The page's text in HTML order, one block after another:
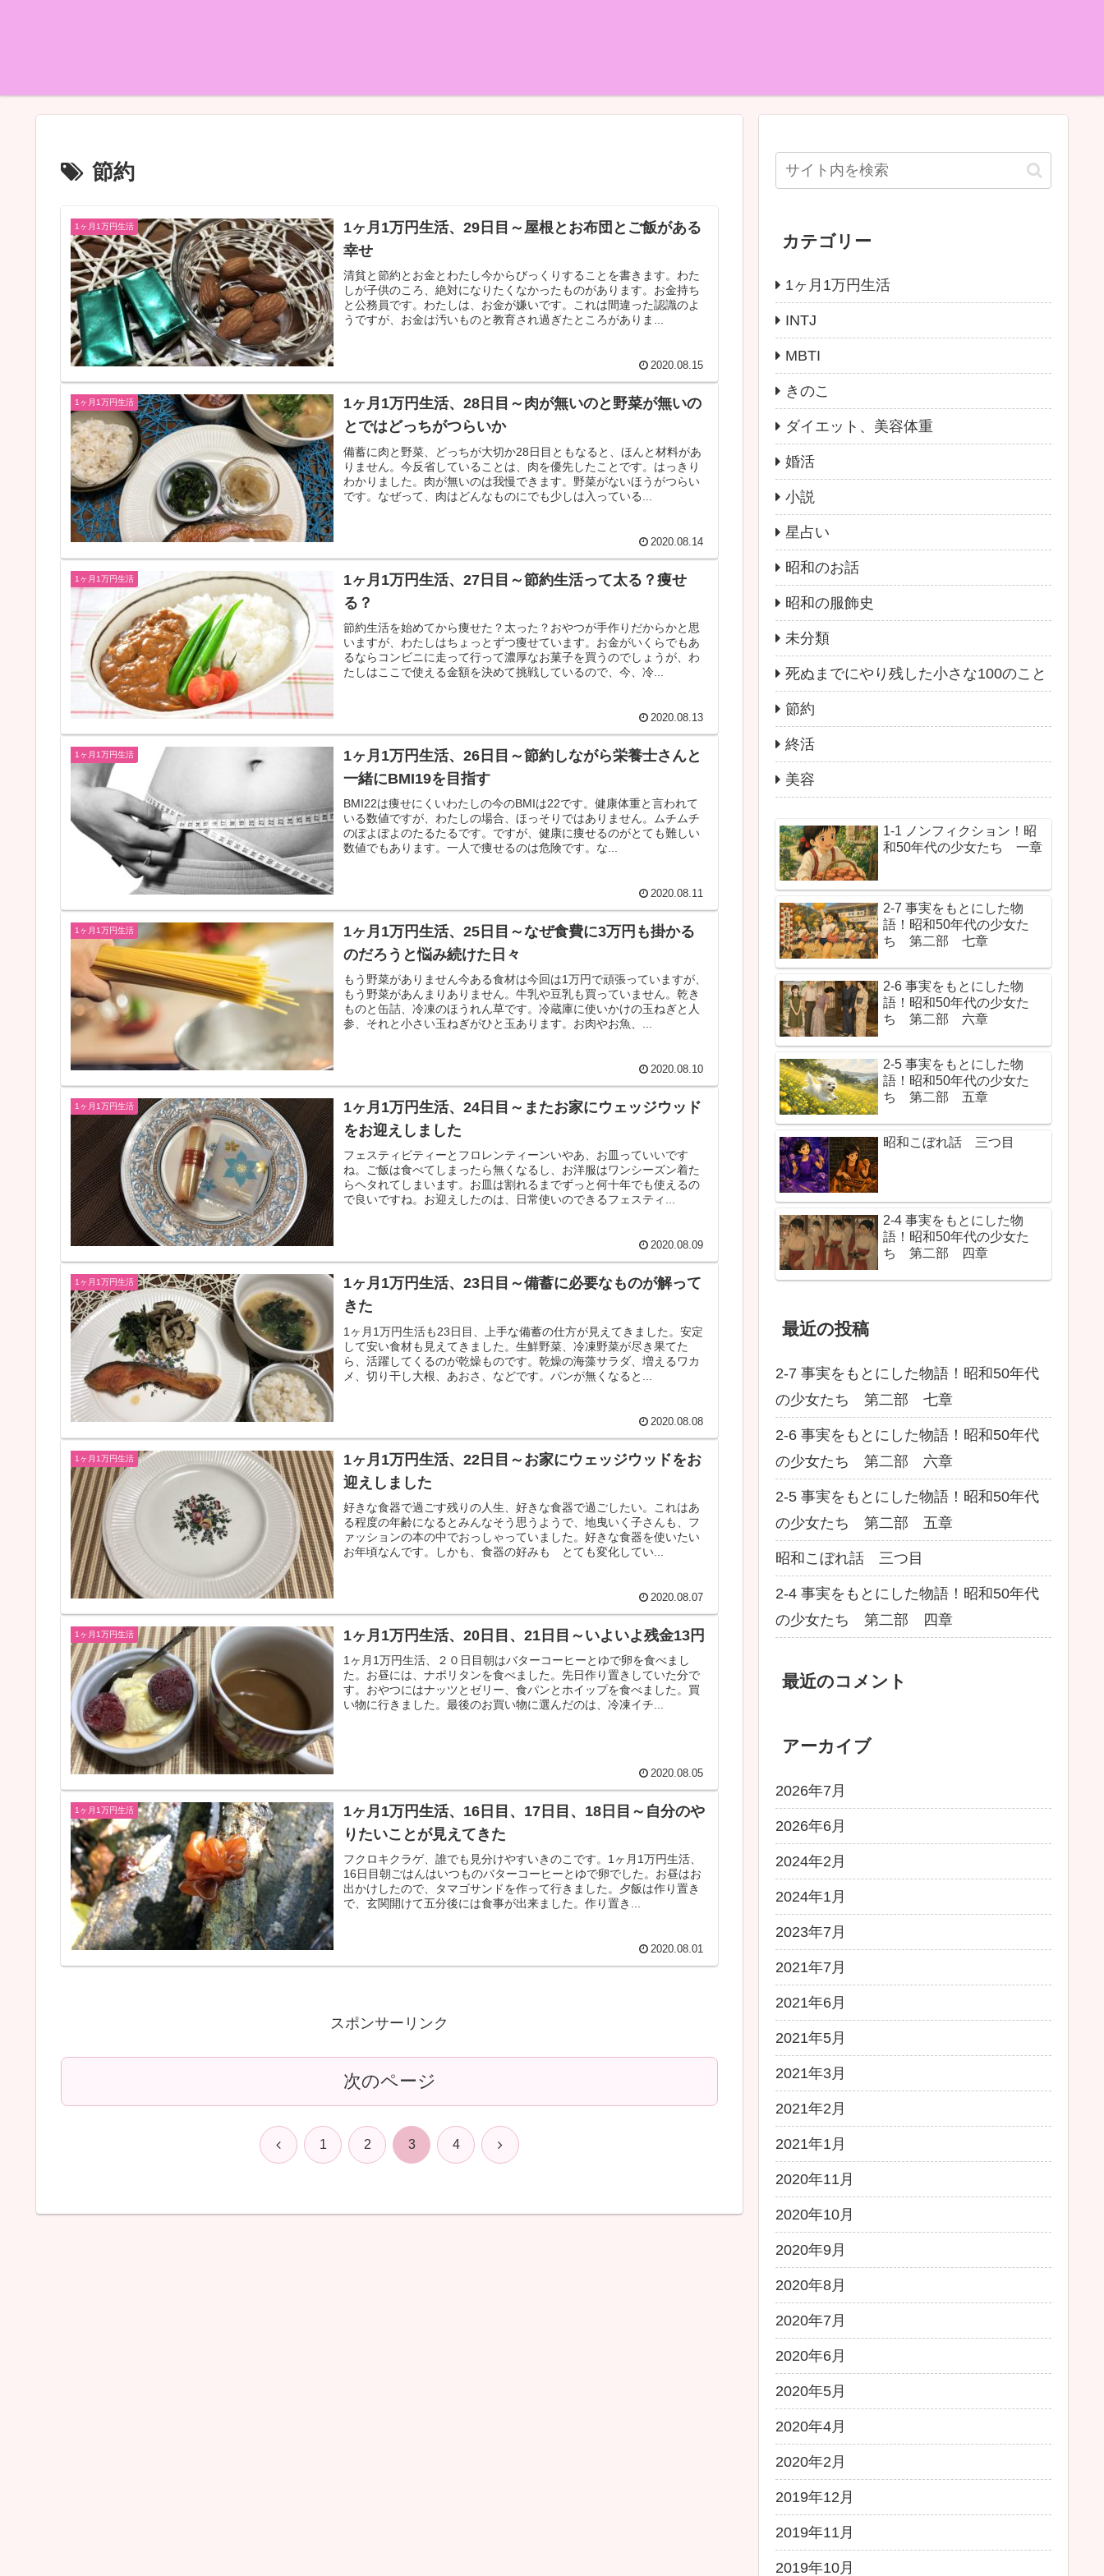
節約
1ヶ月1万円生活
1ヶ月1万円生活、29日目～屋根とお布団とご飯がある
幸せ
清貧と節約とお金とわたし今からびっくりすることを書きます。わた
しが子供のころ、絶対になりたくなかったものがあります。お金持ち
と公務員です。わたしは、お金が嫌いです。これは間違った認識のよ
うですが、お金は汚いものと教育され過ぎたところがありま...
2020.08.15
1ヶ月1万円生活
1ヶ月1万円生活、28日目～肉が無いのと野菜が無いの
とではどっちがつらいか
備蓄に肉と野菜、どっちが大切か28日目ともなると、ほんと材料があ
りません。今反省していることは、肉を優先したことです。はっきり
わかりました。肉が無いのは我慢できます。野菜がないほうがつらい
です。なぜって、肉はどんなものにでも少しは入っている...
2020.08.14
1ヶ月1万円生活
1ヶ月1万円生活、27日目～節約生活って太る？痩せ
る？
節約生活を始めてから痩せた？太った？おやつが手作りだからかと思
いますが、わたしはちょっとずつ痩せています。お金がいくらでもあ
るならコンビニに走って行って濃厚なお菓子を買うのでしょうが、わ
たしはここで使える金額を決めて挑戦しているので、今、冷...
2020.08.13
1ヶ月1万円生活
1ヶ月1万円生活、26日目～節約しながら栄養士さんと
一緒にBMI19を目指す
BMI22は痩せにくいわたしの今のBMIは22です。健康体重と言われて
いる数値ですが、わたしの場合、ほっそりではありません。ムチムチ
のぽよぽよのたるたるです。ですが、健康に痩せるのがとても難しい
数値でもあります。一人で痩せるのは危険です。な...
2020.08.11
1ヶ月1万円生活
1ヶ月1万円生活、25日目～なぜ食費に3万円も掛かる
のだろうと悩み続けた日々
もう野菜がありません今ある食材は今回は1万円で頑張っていますが、
もう野菜があんまりありません。牛乳や豆乳も買っていません。乾き
ものと缶詰、冷凍のほうれん草です。冷蔵庫に使いかけの玉ねぎと人
参、それと小さい玉ねぎがひと玉あります。お肉やお魚、...
2020.08.10
1ヶ月1万円生活
1ヶ月1万円生活、24日目～またお家にウェッジウッド
をお迎えしました
フェスティビティーとフロレンティーンいやあ、お皿っていいです
ね。ご飯は食べてしまったら無くなるし、お洋服はワンシーズン着た
らヘタれてしまいます。お皿は割れるまでずっと何十年でも使えるの
で良いですね。お迎えしたのは、日常使いのできるフェスティ...
2020.08.09
1ヶ月1万円生活
1ヶ月1万円生活、23日目～備蓄に必要なものが解って
きた
1ヶ月1万円生活も23日目、上手な備蓄の仕方が見えてきました。安定
して安い食材も見えてきました。生鮮野菜、冷凍野菜が尽き果てた
ら、活躍してくるのが乾燥ものです。乾燥の海藻サラダ、増えるワカ
メ、切り干し大根、あおさ、などです。パンが無くなると...
2020.08.08
1ヶ月1万円生活
1ヶ月1万円生活、22日目～お家にウェッジウッドをお
迎えしました
好きな食器で過ごす残りの人生、好きな食器で過ごしたい。これはあ
る程度の年齢になるとみんなそう思うようで、地曳いく子さんも、フ
ァッションの本の中でおっしゃっていました。好きな食器を使いたい
お年頃なんです。しかも、食器の好みも とても変化してい...
2020.08.07
1ヶ月1万円生活 1ヶ月1万円生活、20日目、21日目～いよいよ残金13円
1ヶ月1万円生活、２０日目朝はバターコーヒーとゆで卵を食べまし
た。お昼には、ナポリタンを食べました。先日作り置きしていた分で
す。おやつにはナッツとゼリー、食パンとホイップを食べました。買
い物に行きました。最後のお買い物に選んだのは、冷凍イチ...
2020.08.05
1ヶ月1万円生活
1ヶ月1万円生活、16日目、17日目、18日目～自分のや
りたいことが見えてきた
フクロキクラゲ、誰でも見分けやすいきのこです。1ヶ月1万円生活、
16日目朝ごはんはいつものバターコーヒーとゆで卵でした。お昼はお
出かけしたので、タマゴサンドを作って行きました。夕飯は作り置き
で、玄関開けて五分後には食事が出来ました。作り置き...
2020.08.01
スポンサーリンク
次のページ
前 1 2 3 4 次
カテゴリー
1ヶ月1万円生活
INTJ
MBTI
きのこ
ダイエット、美容体重
婚活
小説
星占い
昭和のお話
昭和の服飾史
未分類
死ぬまでにやり残した小さな100のこと
節約
終活
美容
1-1 ノンフィクション！昭
和50年代の少女たち 一章
2-7 事実をもとにした物
語！昭和50年代の少女た
ち 第二部 七章
2-6 事実をもとにした物
語！昭和50年代の少女た
ち 第二部 六章
2-5 事実をもとにした物
語！昭和50年代の少女た
ち 第二部 五章
昭和こぼれ話 三つ目
2-4 事実をもとにした物
語！昭和50年代の少女た
ち 第二部 四章
最近の投稿
2-7 事実をもとにした物語！昭和50年代
の少女たち 第二部 七章
2-6 事実をもとにした物語！昭和50年代
の少女たち 第二部 六章
2-5 事実をもとにした物語！昭和50年代
の少女たち 第二部 五章
昭和こぼれ話 三つ目
2-4 事実をもとにした物語！昭和50年代
の少女たち 第二部 四章
最近のコメント
アーカイブ
2026年7月
2026年6月
2024年2月
2024年1月
2023年7月
2021年7月
2021年6月
2021年5月
2021年3月
2021年2月
2021年1月
2020年11月
2020年10月
2020年9月
2020年8月
2020年7月
2020年6月
2020年5月
2020年4月
2020年2月
2019年12月
2019年11月
2019年10月